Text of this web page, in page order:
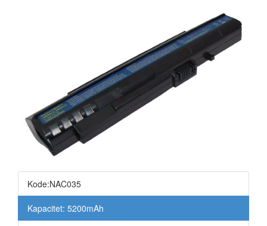
Kode:NAC035
Kapacitet: 5200mAh